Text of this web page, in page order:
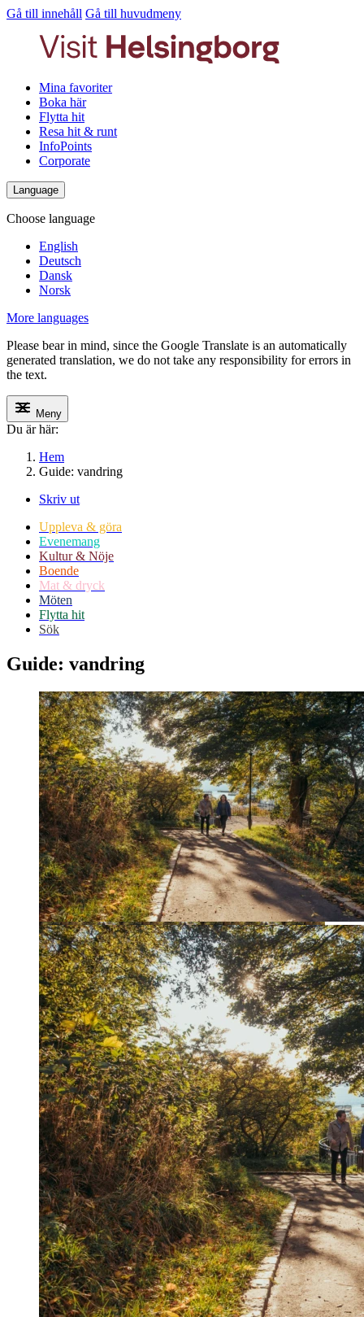
Gå till innehåll Gå till huvudmeny
Mina favoriter
Boka här
Flytta hit
Resa hit & runt
InfoPoints
Corporate
Language
Choose language
English
Deutsch
Dansk
Norsk
More languages
Please bear in mind, since the Google Translate is an automatically
generated translation, we do not take any responsibility for errors in
the text.
Meny
Du är här:
Hem
Guide: vandring
Skriv ut
Uppleva & göra
Evenemang
Kultur & Nöje
Boende
Mat & dryck
Möten
Flytta hit
Sök
Guide: vandring